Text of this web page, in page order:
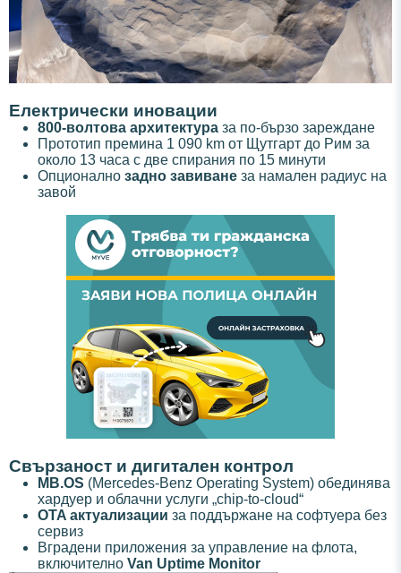
Електрически иновации
800-волтова архитектура за по-бързо зареждане
Прототип премина 1 090 km от Щутгарт до Рим за
около 13 часа с две спирания по 15 минути
Опционално задно завиване за намален радиус на
завой
Свързаност и дигитален контрол
MB.OS (Mercedes-Benz Operating System) обединява
хардуер и облачни услуги „chip-to-cloud“
OTA актуализации за поддържане на софтуера без
сервиз
Вградени приложения за управление на флота,
включително Van Uptime Monitor